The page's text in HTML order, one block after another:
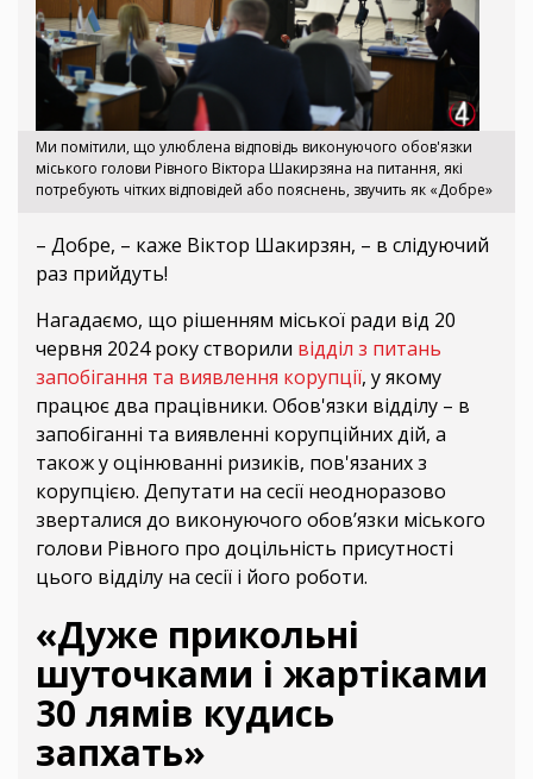
Ми помітили, що улюблена відповідь виконуючого обов'язки
міського голови Рівного Віктора Шакирзяна на питання, які
потребують чітких відповідей або пояснень, звучить як «Добре»
– Добре, – каже Віктор Шакирзян, – в слідуючий
раз прийдуть!
Нагадаємо, що рішенням міської ради від 20
червня 2024 року створили відділ з питань
запобігання та виявлення корупції, у якому
працює два працівники. Обов'язки відділу – в
запобіганні та виявленні корупційних дій, а
також у оцінюванні ризиків, пов'язаних з
корупцією. Депутати на сесії неодноразово
зверталися до виконуючого обов’язки міського
голови Рівного про доцільність присутності
цього відділу на сесії і його роботи.
«Дуже прикольні
шуточками і жартіками
30 лямів кудись
запхать»